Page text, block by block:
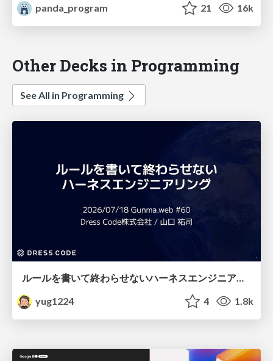
panda_program
21 16k
Other Decks in Programming
See All in Programming
yug1224
4 1.8k